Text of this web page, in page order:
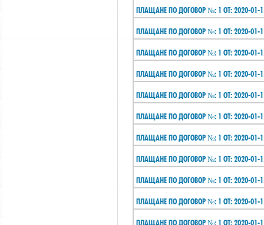
ПЛАЩАНЕ ПО ДОГОВОР №: 1 ОТ: 2020-01-
ПЛАЩАНЕ ПО ДОГОВОР №: 1 ОТ: 2020-01-
ПЛАЩАНЕ ПО ДОГОВОР №: 1 ОТ: 2020-01-
ПЛАЩАНЕ ПО ДОГОВОР №: 1 ОТ: 2020-01-
ПЛАЩАНЕ ПО ДОГОВОР №: 1 ОТ: 2020-01-
ПЛАЩАНЕ ПО ДОГОВОР №: 1 ОТ: 2020-01-
ПЛАЩАНЕ ПО ДОГОВОР №: 1 ОТ: 2020-01-
ПЛАЩАНЕ ПО ДОГОВОР №: 1 ОТ: 2020-01-
ПЛАЩАНЕ ПО ДОГОВОР №: 1 ОТ: 2020-01-
ПЛАЩАНЕ ПО ДОГОВОР №: 1 ОТ: 2020-01-
ПЛАЩАНЕ ПО ДОГОВОР №: 1 ОТ: 2020-01-